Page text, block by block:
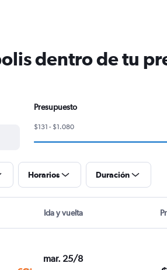
dentro de tu
Presupuesto
$131 - $1.080
Horarios Duración
Ida y vuelta
mar. 25/8